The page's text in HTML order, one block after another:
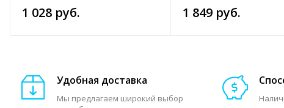
1 028 руб. 1 849 руб.
Удобная доставка
Мы предлагаем широкий выбор